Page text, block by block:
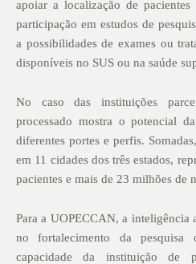
apoiar a localização de
participação em estudos de
a possibilidades de exames ou
disponíveis no SUS ou na saúde
No caso das instituições
processado mostra o potencial
diferentes portes e perfis.
em 11 cidades dos três estados,
pacientes e mais de 23 milhões de
Para a UOPECCAN, a inteligência
no fortalecimento da
capacidade da instituição de